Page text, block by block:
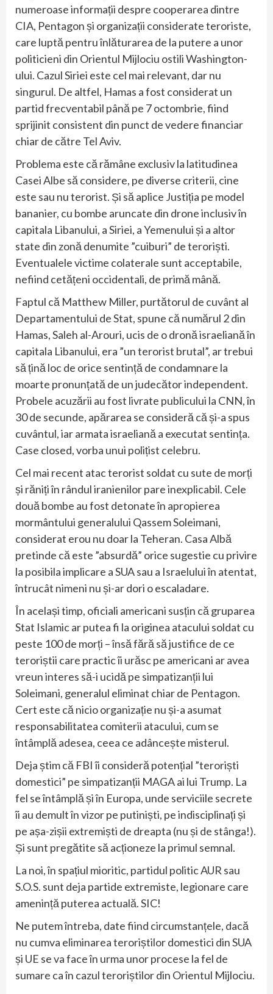
numeroase informații despre cooperarea dintre
CIA, Pentagon și organizații considerate teroriste,
care luptă pentru înlăturarea de la putere a unor
politicieni din Orientul Mijlociu ostili Washington-
ului. Cazul Siriei este cel mai relevant, dar nu
singurul. De altfel, Hamas a fost considerat un
partid frecventabil până pe 7 octombrie, fiind
sprijinit consistent din punct de vedere financiar
chiar de către Tel Aviv.
Problema este că rămâne exclusiv la latitudinea
Casei Albe să considere, pe diverse criterii, cine
este sau nu terorist. Și să aplice Justiția pe model
bananier, cu bombe aruncate din drone inclusiv în
capitala Libanului, a Siriei, a Yemenului și a altor
state din zonă denumite ”cuiburi” de teroriști.
Eventualele victime colaterale sunt acceptabile,
nefiind cetățeni occidentali, de primă mână.
Faptul că Matthew Miller, purtătorul de cuvânt al
Departamentului de Stat, spune că numărul 2 din
Hamas, Saleh al-Arouri, ucis de o dronă israeliană în
capitala Libanului, era ”un terorist brutal”, ar trebui
să țină loc de orice sentință de condamnare la
moarte pronunțată de un judecător independent.
Probele acuzării au fost livrate publicului la CNN, în
30 de secunde, apărarea se consideră că și-a spus
cuvântul, iar armata israeliană a executat sentința.
Case closed, vorba unui polițist celebru.
Cel mai recent atac terorist soldat cu sute de morți
și răniți în rândul iranienilor pare inexplicabil. Cele
două bombe au fost detonate în apropierea
mormântului generalului Qassem Soleimani,
considerat erou nu doar la Teheran. Casa Albă
pretinde că este ”absurdă” orice sugestie cu privire
la posibila implicare a SUA sau a Israelului în atentat,
întrucât nimeni nu și-ar dori o escaladare.
În același timp, oficiali americani susțin că gruparea
Stat Islamic ar putea fi la originea atacului soldat cu
peste 100 de morți – însă fără să justifice de ce
teroriștii care practic îi urăsc pe americani ar avea
vreun interes să-i ucidă pe simpatizanții lui
Soleimani, generalul eliminat chiar de Pentagon.
Cert este că nicio organizație nu și-a asumat
responsabilitatea comiterii atacului, cum se
întâmplă adesea, ceea ce adâncește misterul.
Deja știm că FBI îi consideră potențial ”teroriști
domestici” pe simpatizanții MAGA ai lui Trump. La
fel se întâmplă și în Europa, unde serviciile secrete
îi au demult în vizor pe putiniști, pe indisciplinați și
pe așa-zișii extremiști de dreapta (nu și de stânga!).
Și sunt pregătite să acționeze la primul semnal.
La noi, în spațiul mioritic, partidul politic AUR sau
S.O.S. sunt deja partide extremiste, legionare care
amenință puterea actuală. SIC!
Ne putem întreba, date fiind circumstanțele, dacă
nu cumva eliminarea teroriștilor domestici din SUA
și UE se va face în urma unor procese la fel de
sumare ca în cazul teroriștilor din Orientul Mijlociu.